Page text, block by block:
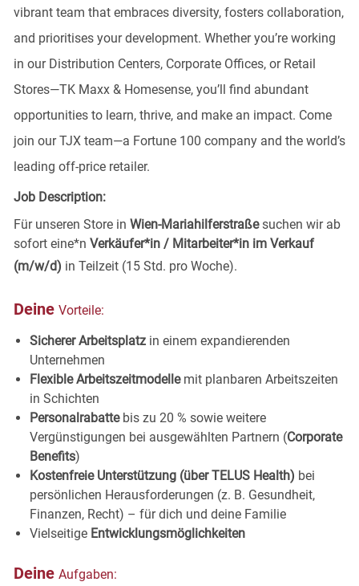
vibrant team that embraces diversity, fosters collaboration,
and prioritises your development. Whether you’re working
in our Distribution Centers, Corporate Offices, or Retail
Stores—TK Maxx & Homesense, you’ll find abundant
opportunities to learn, thrive, and make an impact. Come
join our TJX team—a Fortune 100 company and the world’s
leading off-price retailer.
Job Description:
Für unseren Store in Wien-Mariahilferstraßesuchen wir ab
sofort eine*n Verkäufer*in / Mitarbeiter*in im Verkauf
(m/w/d) in Teilzeit (15 Std. pro Woche).
Deine Vorteile:
Sicherer Arbeitsplatz in einem expandierenden
Unternehmen
Flexible Arbeitszeitmodelle mit planbaren Arbeitszeiten
in Schichten
Personalrabatte bis zu 20 % sowie weitere
Vergünstigungen bei ausgewählten Partnern (Corporate
Benefits)
Kostenfreie Unterstützung (über TELUS Health) bei
persönlichen Herausforderungen (z. B. Gesundheit,
Finanzen, Recht) – für dich und deine Familie
Vielseitige Entwicklungsmöglichkeiten
Deine Aufgaben: